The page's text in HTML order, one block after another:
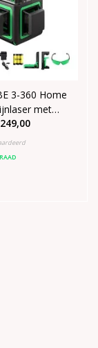
3-360 Home
met
lijnen